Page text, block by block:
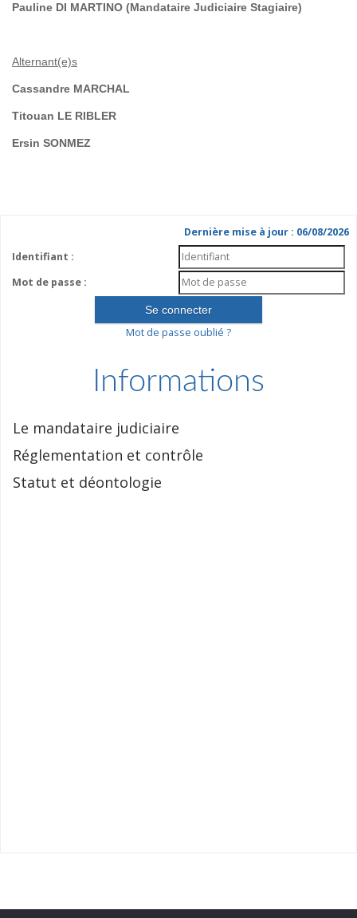
Pauline DI MARTINO (Mandataire Judiciaire Stagiaire)
Alternant(e)s
Cassandre MARCHAL
Titouan LE RIBLER
Ersin SONMEZ
Dernière mise à jour : 06/08/2026
Identifiant :
Mot de passe :
Mot de passe oublié ?
Informations
Le mandataire judiciaire
Réglementation et contrôle
Statut et déontologie